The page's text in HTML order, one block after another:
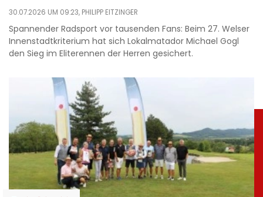
30.07.2026 UM 09:23, PHILIPP EITZINGER
Spannender Radsport vor tausenden Fans: Beim 27. Welser
Innenstadtkriterium hat sich Lokalmatador Michael Gogl
den Sieg im Eliterennen der Herren gesichert.